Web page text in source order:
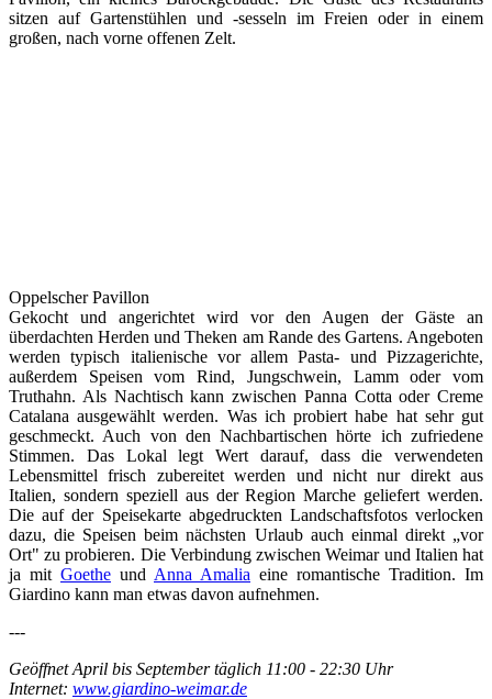
sitzen auf Gartenstühlen und -sesseln im Freien oder in einem
großen, nach vorne offenen Zelt.
Oppelscher Pavillon
Gekocht und angerichtet wird vor den Augen der Gäste an
überdachten Herden und Theken am Rande des Gartens. Angeboten
werden typisch italienische vor allem Pasta- und Pizzagerichte,
außerdem Speisen vom Rind, Jungschwein, Lamm oder vom
Truthahn. Als Nachtisch kann zwischen Panna Cotta oder Creme
Catalana ausgewählt werden. Was ich probiert habe hat sehr gut
geschmeckt. Auch von den Nachbartischen hörte ich zufriedene
Stimmen. Das Lokal legt Wert darauf, dass die verwendeten
Lebensmittel frisch zubereitet werden und nicht nur direkt aus
Italien, sondern speziell aus der Region Marche geliefert werden.
Die auf der Speisekarte abgedruckten Landschaftsfotos verlocken
dazu, die Speisen beim nächsten Urlaub auch einmal direkt „vor
Ort" zu probieren. Die Verbindung zwischen Weimar und Italien hat
ja mit Goethe und Anna Amalia eine romantische Tradition. Im
Giardino kann man etwas davon aufnehmen.
---
Geöffnet April bis September täglich 11:00 - 22:30 Uhr
Internet: www.giardino-weimar.de